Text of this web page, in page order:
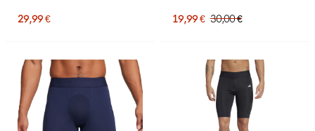
29,99 €
19,99 € 30,00 €